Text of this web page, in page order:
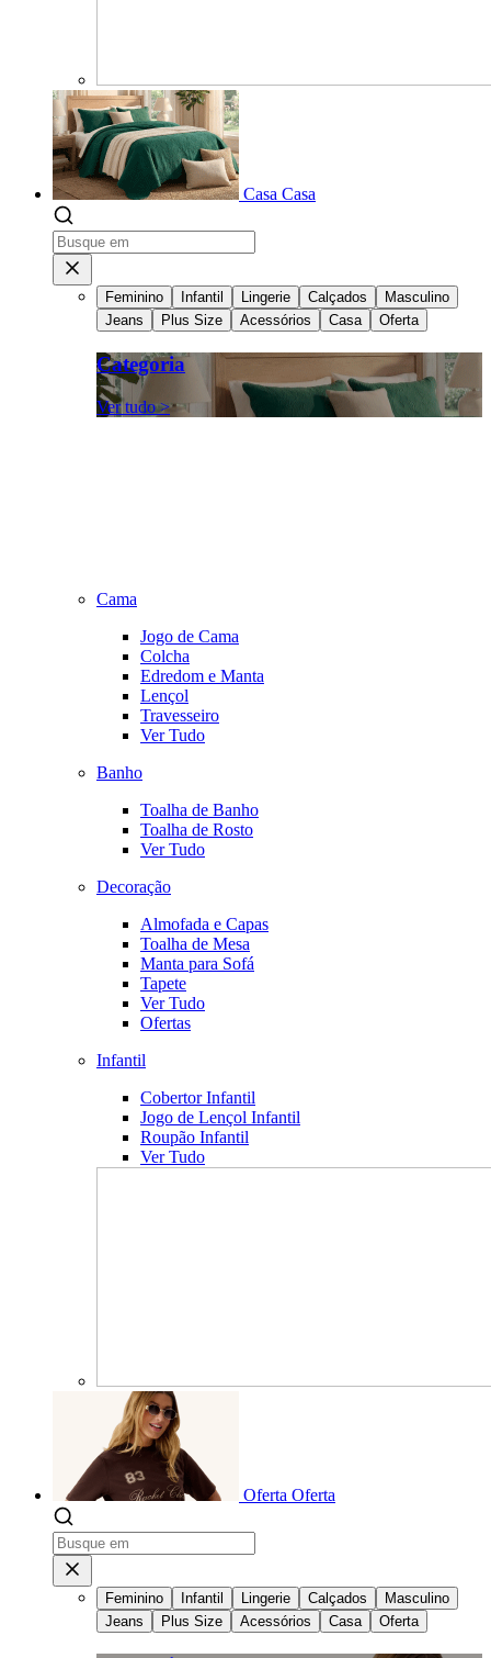
Casa Casa
Feminino Infantil Lingerie Calçados
Masculino
Jeans
Plus Size Acessórios Casa Oferta
Categoria
Ver tudo >
Cama
Jogo de Cama
Colcha
Edredom e Manta
Lençol
Travesseiro
Ver Tudo
Banho
Toalha de Banho
Toalha de Rosto
Ver Tudo
Decoração
Almofada e Capas
Toalha de Mesa
Manta para Sofá
Tapete
Ver Tudo
Ofertas
Infantil
Cobertor Infantil
Jogo de Lençol Infantil
Roupão Infantil
Ver Tudo
Oferta Oferta
Feminino Infantil Lingerie Calçados
Masculino
Jeans
Plus Size Acessórios Casa Oferta